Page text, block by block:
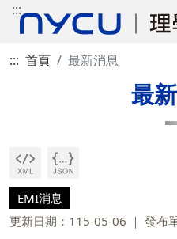
:::
::: 首頁 最新消息
最
EMI消息
更新日期：115-05-06
發布